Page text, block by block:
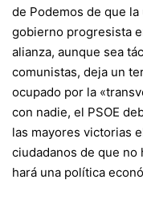
de Podemos de que
gobierno progresista
alianza, aunque sea
comunistas, deja un
ocupado por la
con nadie, el PSOE
las mayores victorias
ciudadanos de que no
hará una política